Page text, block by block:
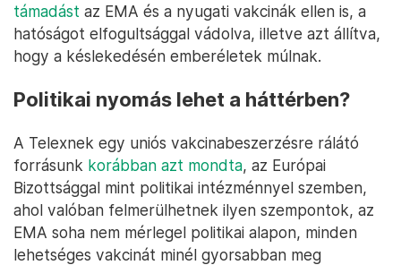
támadást az EMA és a nyugati vakcinák ellen is, a
hatóságot elfogultsággal vádolva, illetve azt állítva,
hogy a késlekedésén emberéletek múlnak.
Politikai nyomás lehet a háttérben?
A Telexnek egy uniós vakcinabeszerzésre rálátó
forrásunk korábban azt mondta, az Európai
Bizottsággal mint politikai intézménnyel szemben,
ahol valóban felmerülhetnek ilyen szempontok, az
EMA soha nem mérlegel politikai alapon, minden
lehetséges vakcinát minél gyorsabban meg